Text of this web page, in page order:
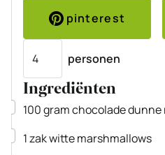
pinterest
personen
Ingrediënten
▢
100gramchocoladedunne
▢
1zakwitte marshmallows